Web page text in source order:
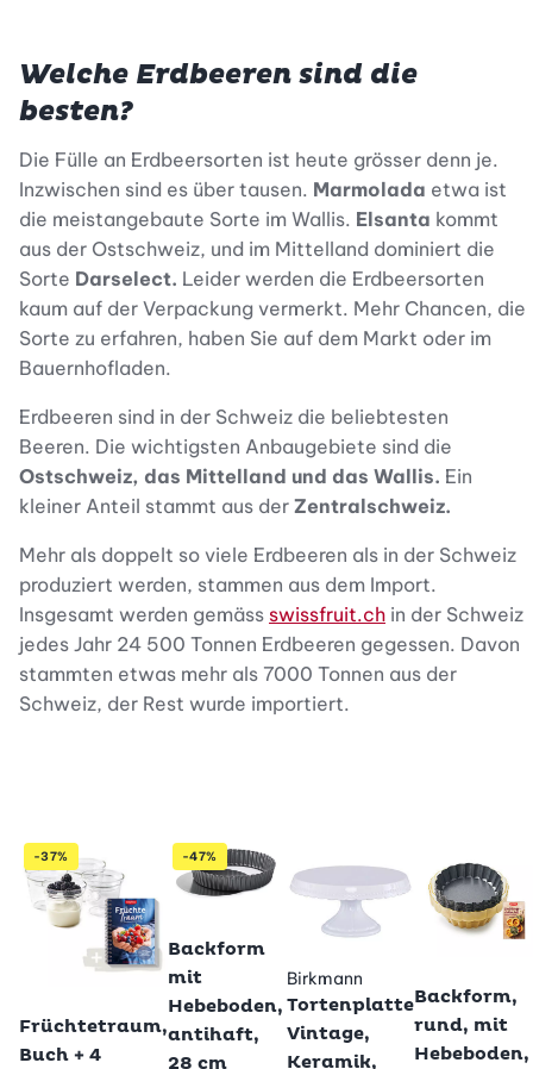
Welche Erdbeeren sind die
besten?
Die Fülle an Erdbeersorten ist heute grösser denn je.
Inzwischen sind es über tausen. Marmolada etwa ist
die meistangebaute Sorte im Wallis. Elsanta kommt
aus der Ostschweiz, und im Mittelland dominiert die
Sorte Darselect. Leider werden die Erdbeersorten
kaum auf der Verpackung vermerkt. Mehr Chancen, die
Sorte zu erfahren, haben Sie auf dem Markt oder im
Bauernhofladen.
Erdbeeren sind in der Schweiz die beliebtesten
Beeren. Die wichtigsten Anbaugebiete sind die
Ostschweiz, das Mittelland und das Wallis. Ein
kleiner Anteil stammt aus der Zentralschweiz.
Mehr als doppelt so viele Erdbeeren als in der Schweiz
produziert werden, stammen aus dem Import.
Insgesamt werden gemäss swissfruit.ch in der Schweiz
jedes Jahr 24 500 Tonnen Erdbeeren gegessen. Davon
stammten etwas mehr als 7000 Tonnen aus der
Schweiz, der Rest wurde importiert.
-37%
Früchtetraum,
Buch + 4
-47%
Backform
mit
Hebeboden,
antihaft,
28 cm
Birkmann
Tortenplatte
Vintage,
Keramik,
Backform,
rund, mit
Hebeboden,